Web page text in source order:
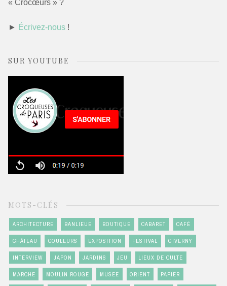
« Crocœurs » ?
► Écrivez-nous !
SUR YOUTUBE
MOTS-CLÉS
ARCHITECTURE BANLIEUE BOUTIQUE CABARET CAFÉ
CHÂTEAU COULEURS EXPOSITION FESTIVAL GIVERNY
INTERVIEW JAPON JARDINS JEU LIEUX DE CULTE
MARCHÉ MOULIN ROUGE MUSÉE ORIENT PAPIER